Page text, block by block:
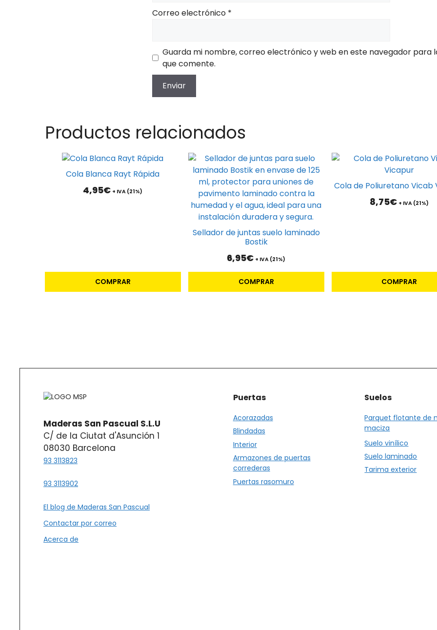
Correo electrónico *
Guarda mi nombre, correo electrónico y web en este navegador para
que comente.
Productos relacionados
Cola Blanca Rayt Rápida
4,95€ + IVA (21%)
COMPRAR
Sellador de juntas suelo laminado
Bostik
6,95€ + IVA (21%)
COMPRAR
Cola de Poliuretano Vicab
8,75€ + IVA (21%)
COMPRAR
Maderas San Pascual S.L.U
C/ de la Ciutat d'Asunción 1
08030 Barcelona
93 3113823
93 3113902
El blog de Maderas San Pascual
Contactar por correo
Acerca de
Puertas
Acorazadas
Blindadas
Interior
Armazones de puertas
correderas
Puertas rasomuro
Suelos
Parquet flotante de
maciza
Suelo vinílico
Suelo laminado
Tarima exterior